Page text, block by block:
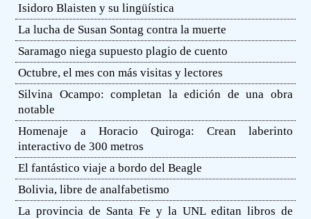
Isidoro Blaisten y su lingüística
La lucha de Susan Sontag contra la muerte
Saramago niega supuesto plagio de cuento
Octubre, el mes con más visitas y lectores
Silvina Ocampo: completan la edición de una obra
notable
Homenaje a Horacio Quiroga: Crean laberinto
interactivo de 300 metros
El fantástico viaje a bordo del Beagle
Bolivia, libre de analfabetismo
La provincia de Santa Fe y la UNL editan libros de